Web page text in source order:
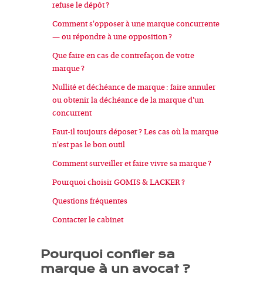
refuse le dépôt ?
Comment s'opposer à une marque concurrente
— ou répondre à une opposition ?
Que faire en cas de contrefaçon de votre
marque ?
Nullité et déchéance de marque : faire annuler
ou obtenir la déchéance de la marque d'un
concurrent
Faut-il toujours déposer ? Les cas où la marque
n'est pas le bon outil
Comment surveiller et faire vivre sa marque ?
Pourquoi choisir GOMIS & LACKER ?
Questions fréquentes
Contacter le cabinet
Pourquoi confier sa
marque à un avocat ?